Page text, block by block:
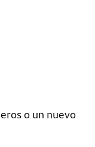
o un nuevo